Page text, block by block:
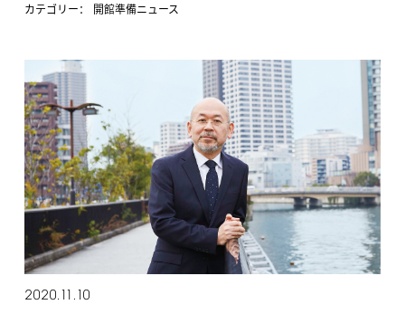
カテゴリー： 開館準備ニュース
2020.11.10